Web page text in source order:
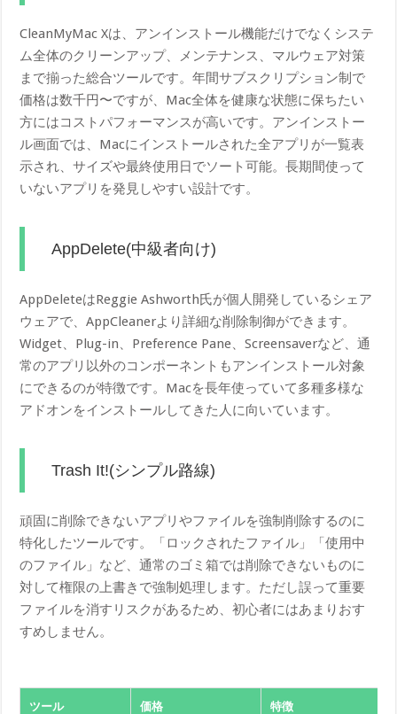
CleanMyMac Xは、アンインストール機能だけでなくシステ
ム全体のクリーンアップ、メンテナンス、マルウェア対策
まで揃った総合ツールです。年間サブスクリプション制で
価格は数千円〜ですが、Mac全体を健康な状態に保ちたい
方にはコストパフォーマンスが高いです。アンインストー
ル画面では、Macにインストールされた全アプリが一覧表
示され、サイズや最終使用日でソート可能。長期間使って
いないアプリを発見しやすい設計です。
AppDelete(中級者向け)
AppDeleteはReggie Ashworth氏が個人開発しているシェア
ウェアで、AppCleanerより詳細な削除制御ができます。
Widget、Plug-in、Preference Pane、Screensaverなど、通
常のアプリ以外のコンポーネントもアンインストール対象
にできるのが特徴です。Macを長年使っていて多種多様な
アドオンをインストールしてきた人に向いています。
Trash It!(シンプル路線)
頑固に削除できないアプリやファイルを強制削除するのに
特化したツールです。「ロックされたファイル」「使用中
のファイル」など、通常のゴミ箱では削除できないものに
対して権限の上書きで強制処理します。ただし誤って重要
ファイルを消すリスクがあるため、初心者にはあまりおす
すめしません。
ツール 価格 特徴